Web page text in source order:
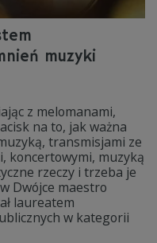
muzyki
z melomanami,
na to, jak ważna
transmisjami ze
koncertowymi, muzyką
rzeczy i trzeba je
Dwójce maestro
laureatem
w kategorii